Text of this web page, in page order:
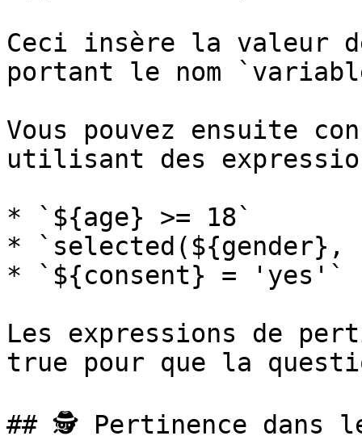
Ceci insère la valeur
portant le nom
Vous pouvez ensuite
utilisant des
* `${age} >= 18`
*
* `${consent} = 'yes'`
Les expressions de
true pour que la
## 🕵 Pertinence dans